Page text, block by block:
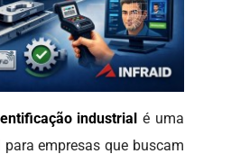
industrial é uma
empresas que buscam